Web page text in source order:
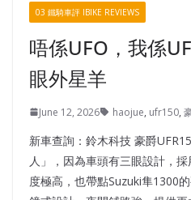
03 鐵騎車評 IBIKE REVIEWS
唔係UFO，我係
眼外星羊
June 12, 2026 haojue, ufr150,
新車查詢：鈴木科技 豪爵
人」，因為車頭有三眼設計，
度極高，也帶點Suzuki隼1300